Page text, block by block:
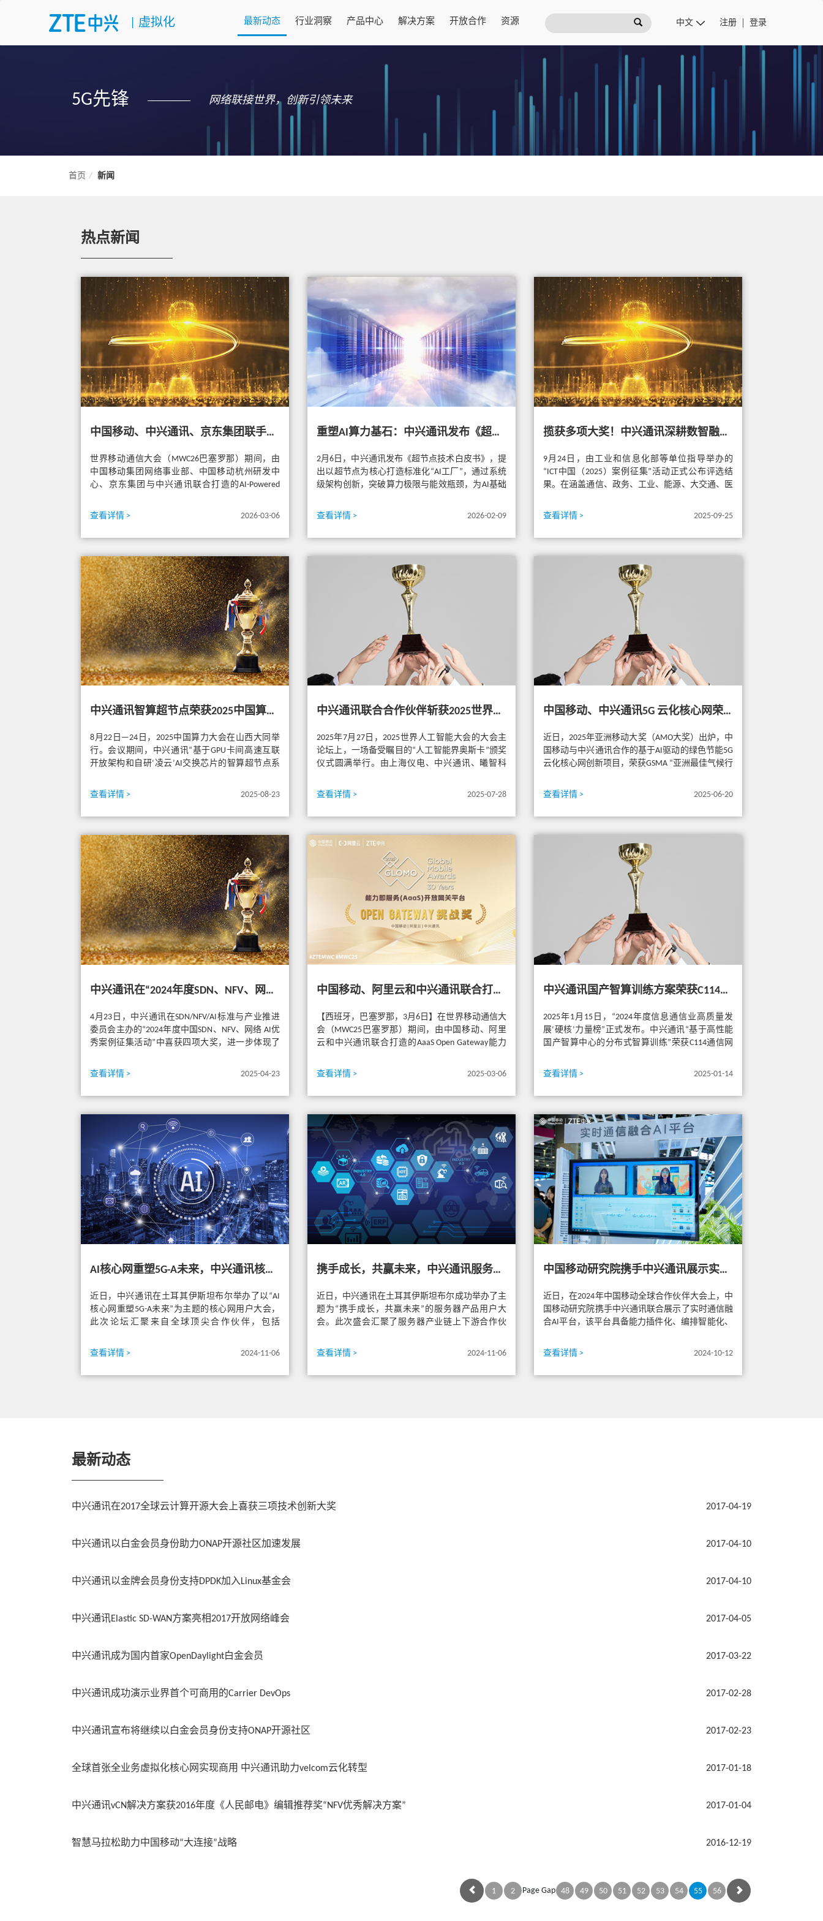
虚拟化 最新动态 行业洞察 产品中心 解决方案 开放合作 资源 注册 登录
5G先锋 网络联接世界，创新引领未来
首页 新闻
热点新闻
中国移动、中兴通讯、京东集团联手斩获GSMA GLOMO “开放网关挑战奖”
世界移动通信大会（MWC26巴塞罗那）期间，由
中国移动集团网络事业部、中国移动杭州研发中
心、京东集团与中兴通讯联合打造的AI-Powered
查看详情 >
2026-03-06
重塑AI算力基石：中兴通讯发布《超节点技术白皮书》
2月6日，中兴通讯发布《超节点技术白皮书》，提
出以超节点为核心打造标准化“AI工厂”，通过系统
级架构创新，突破算力极限与能效瓶颈，为AI基础
查看详情 >
2026-02-09
揽获多项大奖！中兴通讯深耕数智融合创新，在ICT中国2025案例征集活动载誉而归
9月24日，由工业和信息化部等单位指导举办的
“ICT中国（2025）案例征集”活动正式公布评选结
果。在涵盖通信、政务、工业、能源、大交通、医
查看详情 >
2025-09-25
中兴通讯智算超节点荣获2025中国算力大会“年度重大突破成果奖”
8月22日—24日，2025中国算力大会在山西大同举
行。会议期间，中兴通讯“基于GPU卡间高速互联
开放架构和自研‘凌云’AI交换芯片的智算超节点系
查看详情 >
2025-08-23
中兴通讯联合合作伙伴斩获2025世界人工智能大会SAIL奖
2025年7月27日，2025世界人工智能大会的大会主
论坛上，一场备受瞩目的“人工智能界奥斯卡”颁奖
仪式圆满举行。由上海仪电、中兴通讯、曦智科
查看详情 >
2025-07-28
中国移动、中兴通讯5G 云化核心网荣获AMO“亚洲最佳气候行动移动创新奖”
近日，2025年亚洲移动大奖（AMO大奖）出炉，中
国移动与中兴通讯合作的基于AI驱动的绿色节能5G
云化核心网创新项目，荣获GSMA “亚洲最佳气候行
查看详情 >
2025-06-20
中兴通讯在“2024年度SDN、NFV、网络AI优秀案例征集活动”中荣获四项大奖
4月23日，中兴通讯在SDN/NFV/AI标准与产业推进
委员会主办的“2024年度中国SDN、NFV、网络 AI优
秀案例征集活动”中喜获四项大奖，进一步体现了
查看详情 >
2025-04-23
中国移动、阿里云和中兴通讯联合打造的能力开放解决方案 荣获GSMA GLOMO “Open Gateway挑战奖”
【西班牙，巴塞罗那，3月6日】在世界移动通信大
会（MWC25巴塞罗那）期间，由中国移动、阿里
云和中兴通讯联合打造的AaaS Open Gateway能力
查看详情 >
2025-03-06
中兴通讯国产智算训练方案荣获C114通信网“智算中心关键技术创新奖”
2025年1月15日，“2024年度信息通信业高质量发
展‘硬核’力量榜”正式发布。中兴通讯“基于高性能
国产智算中心的分布式智算训练”荣获C114通信网
查看详情 >
2025-01-14
AI核心网重塑5G-A未来，中兴通讯核心网用户大会在土耳其成功举行
近日，中兴通讯在土耳其伊斯坦布尔举办了以“AI
核心网重塑5G-A未来”为主题的核心网用户大会，
此次论坛汇聚来自全球顶尖合作伙伴，包括
查看详情 >
2024-11-06
携手成长，共赢未来，中兴通讯服务器产品用户大会土耳其圆满收官
近日，中兴通讯在土耳其伊斯坦布尔成功举办了主
题为“携手成长，共赢未来”的服务器产品用户大
会。此次盛会汇聚了服务器产业链上下游合作伙
查看详情 >
2024-11-06
中国移动研究院携手中兴通讯展示实时通信融合AI平台，加速新通话业务创新
近日，在2024年中国移动全球合作伙伴大会上，中
国移动研究院携手中兴通讯联合展示了实时通信融
合AI平台，该平台具备能力插件化、编排智能化、
查看详情 >
2024-10-12
最新动态
2017-04-19
中兴通讯在2017全球云计算开源大会上喜获三项技术创新大奖
2017-04-10
中兴通讯以白金会员身份助力ONAP开源社区加速发展
2017-04-10
中兴通讯以金牌会员身份支持DPDK加入Linux基金会
2017-04-05
中兴通讯Elastic SD-WAN方案亮相2017开放网络峰会
2017-03-22
中兴通讯成为国内首家OpenDaylight白金会员
2017-02-28
中兴通讯成功演示业界首个可商用的Carrier DevOps
2017-02-23
中兴通讯宣布将继续以白金会员身份支持ONAP开源社区
2017-01-18
全球首张全业务虚拟化核心网实现商用 中兴通讯助力velcom云化转型
2017-01-04
中兴通讯vCN解决方案获2016年度《人民邮电》编辑推荐奖“NFV优秀解决方案”
2016-12-19
智慧马拉松助力中国移动“大连接”战略
1 2 Page Gap 48 49 50 51 52 53 54 55 56